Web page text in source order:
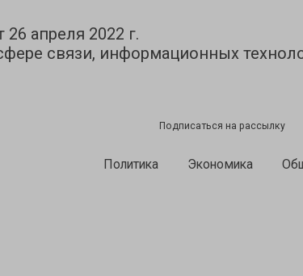
апреля 2022 г.
связи, информационных
Подписаться на рассылку
Политика Экономика